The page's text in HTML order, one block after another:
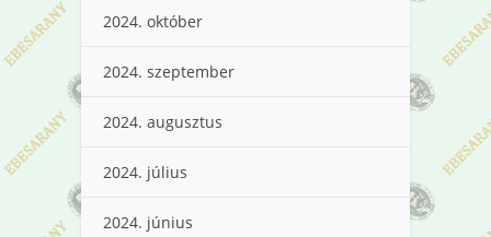
2024. október
2024. szeptember
2024. augusztus
2024. július
2024. június